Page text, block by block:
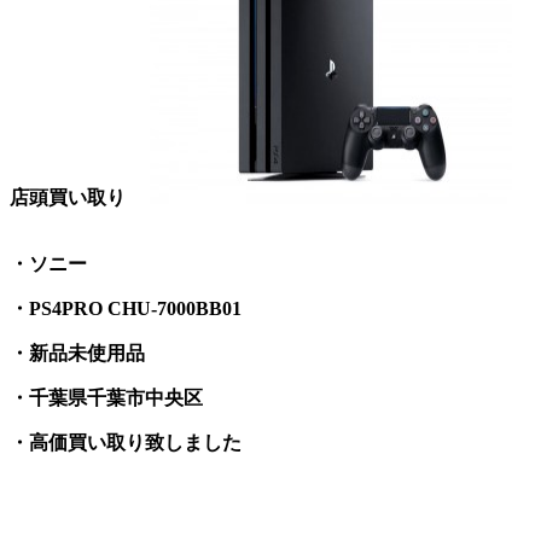
店頭買い取り
・ソニー
・PS4PRO CHU-7000BB01
・新品未使用品
・千葉県千葉市中央区
・高価買い取り致しました